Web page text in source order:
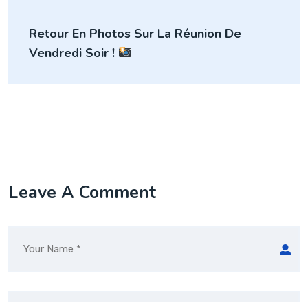
Retour En Photos Sur La Réunion De
Vendredi Soir !
Leave A Comment